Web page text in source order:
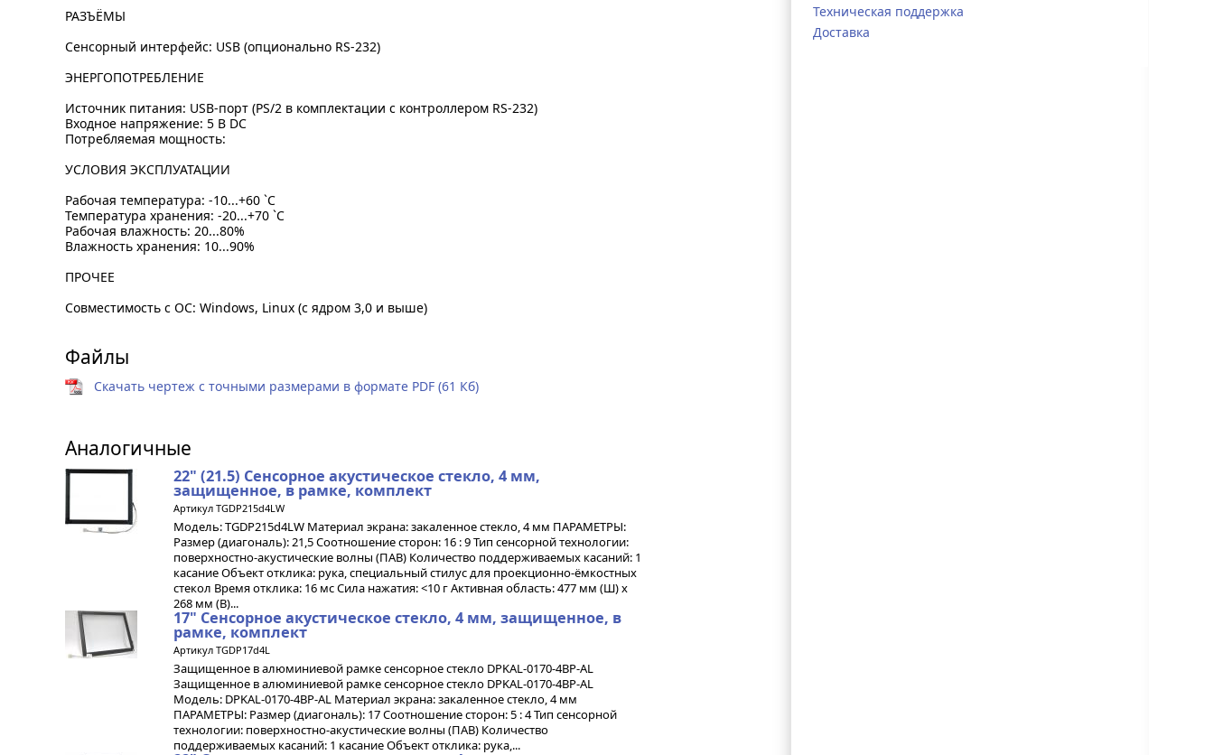
РАЗЪЁМЫ
Сенсорный интерфейс: USB (опционально RS-232)
ЭНЕРГОПОТРЕБЛЕНИЕ
Источник питания: USB-порт (PS/2 в комплектации с контроллером RS-232)
Входное напряжение: 5 В DC
Потребляемая мощность:
УСЛОВИЯ ЭКСПЛУАТАЦИИ
Рабочая температура: -10...+60 `C
Температура хранения: -20...+70 `C
Рабочая влажность: 20...80%
Влажность хранения: 10...90%
ПРОЧЕЕ
Совместимость с ОС: Windows, Linux (с ядром 3,0 и выше)
Файлы
Скачать чертеж с точными размерами в формате PDF (61 Кб)
Аналогичные
22" (21.5) Cенсорное акустическое стекло, 4 мм,
защищенное, в рамке, комплект
Артикул TGDP215d4LW
Модель: TGDP215d4LW Материал экрана: закаленное стекло, 4 мм ПАРАМЕТРЫ:
Размер (диагональ): 21,5 Соотношение сторон: 16 : 9 Тип сенсорной технологии:
поверхностно-акустические волны (ПАВ) Количество поддерживаемых касаний: 1
касание Объект отклика: рука, специальный стилус для проекционно-ёмкостных
стекол Время отклика: 16 мс Сила нажатия: <10 г Активная область: 477 мм (Ш) х
268 мм (В)...
17" Cенсорное акустическое стекло, 4 мм, защищенное, в
рамке, комплект
Артикул TGDP17d4L
Защищенное в алюминиевой рамке сенсорное стекло DPKAL-0170-4BP-AL
Защищенное в алюминиевой рамке сенсорное стекло DPKAL-0170-4BP-AL
Модель: DPKAL-0170-4BP-AL Материал экрана: закаленное стекло, 4 мм
ПАРАМЕТРЫ: Размер (диагональ): 17 Соотношение сторон: 5 : 4 Тип сенсорной
технологии: поверхностно-акустические волны (ПАВ) Количество
поддерживаемых касаний: 1 касание Объект отклика: рука,...
Техническая поддержка
Доставка